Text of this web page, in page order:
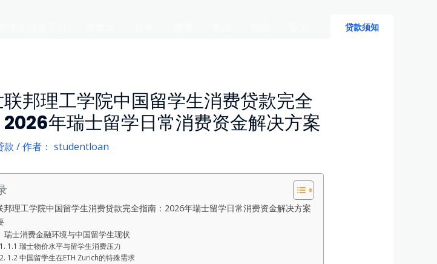
贷款须知
邦理工学院中国留学生消费贷款完全
年瑞士留学日常消费资金解决方案
款 / 作者： studentloan
邦理工学院中国留学生消费贷款完全指南：2026年瑞士留学日常消费资金解决方案
瑞士消费金融环境与中国留学生现状
1.1 瑞士物价水平与留学生消费压力
1.2 中国留学生在ETH Zurich的特殊需求